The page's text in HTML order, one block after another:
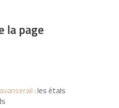
la page
: les étals